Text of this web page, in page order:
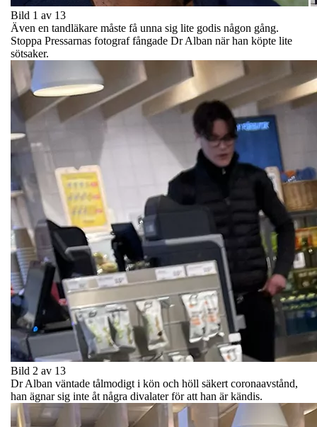
Bild 1 av 13
Även en tandläkare måste få unna sig lite godis någon gång.
Stoppa Pressarnas fotograf fångade Dr Alban när han köpte lite
sötsaker.
Bild 2 av 13
Dr Alban väntade tålmodigt i kön och höll säkert coronaavstånd,
han ägnar sig inte åt några divalater för att han är kändis.